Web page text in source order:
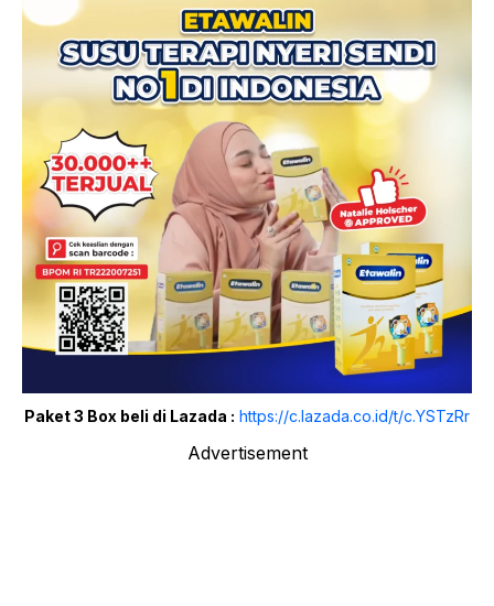
Paket 3 Box beli di Lazada : https://c.lazada.co.id/t/c.YSTzRr
Advertisement